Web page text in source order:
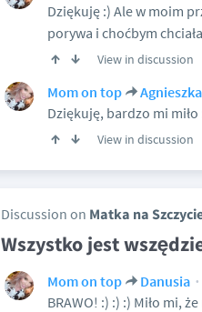
Dziękuję :) Ale w moim
porywa i choćbym
View in discussion
Mom on top
Dziękuję, bardzo mi miło
View in discussion
Discussion on Matka na
Wszystko jest
Mom on top Danusia
BRAWO! :) :) :) Miło mi,